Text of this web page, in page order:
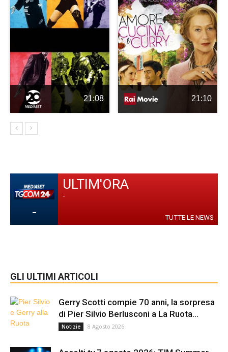
21:08 21:10
-
ULTIM'ORA
-
TUTTE LE NEWS
GLI ULTIMI ARTICOLI
Gerry Scotti compie 70 anni, la sorpresa
di Pier Silvio Berlusconi a La Ruota...
Notizie 8 Agosto 2026